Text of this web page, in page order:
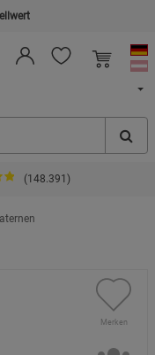
(148.391)
Merken